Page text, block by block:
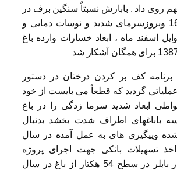
مهم روی داد . بابارش نسبتاٌ سنگین برف در
مورخ 16/10/1386 وبروزسرمای شدید و نوسات دمایی و
اسفند ماه ، ابعاد خسارات وارده باغ
برنامه کف بر کردن درختان در دستور
گردید که قطعاٌ می بایست از خود
ابعاد شدید سرما زدگی را در باغ
باباغهای اطراف شدت بخشد بدنبال
وپیگیری های به عمل آمده در سال
بر اخذ تسهیلات بانکی جهت اجرای پروژه
آبیاری تحت فشار بابلر در سطح 54 هکتار از باغ در سال